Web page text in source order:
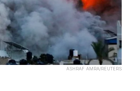
ASHRAF AMRA/REUTERS